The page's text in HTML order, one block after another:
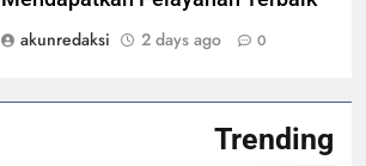
akunredaksi
2 days ago 0
Trending